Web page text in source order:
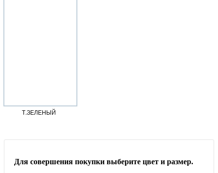
Т.ЗЕЛЕНЫЙ
Для совершения покупки выберите цвет и размер.